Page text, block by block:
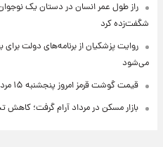
شگفت‌زده کرد
روایت پزشکیان از برنامه‌های دولت
می‌شود
قیمت گوشت قرمز امروز پنجشنبه ۱۵ مرداد ۱۴۰۵ +جدول
بازار مسکن در مرداد آرام گرفت؛ کاهش